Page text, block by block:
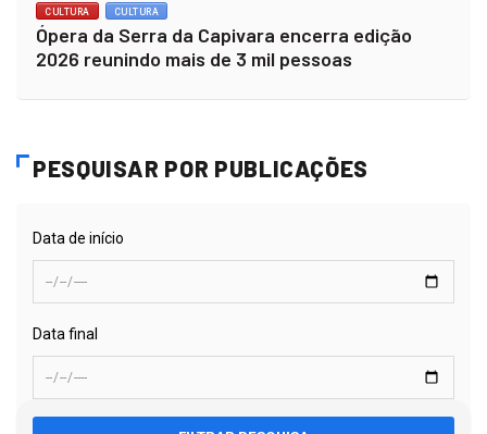
CULTURA CULTURA
Ópera da Serra da Capivara encerra edição
2026 reunindo mais de 3 mil pessoas
PESQUISAR POR PUBLICAÇÕES
Data de início
Data final